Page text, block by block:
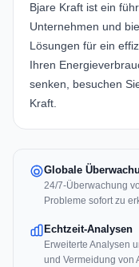
Bjare Kraft ist ein
Unternehmen und
Lösungen für ein
Ihren
senken, besuchen
Kraft.
Globale
24/7-Überwachung
Probleme sofort zu
Echtzeit-Analysen
Erweiterte Analysen
und Vermeidung von